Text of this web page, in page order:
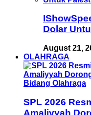
Dolar
August 21,
OLAHRAGA
SPL 2026
Amaliyyah